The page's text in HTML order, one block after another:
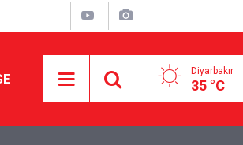
Diyarbakır
35 °C